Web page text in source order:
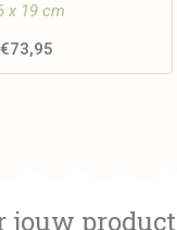
x 19 cm
€73,95
jouw product